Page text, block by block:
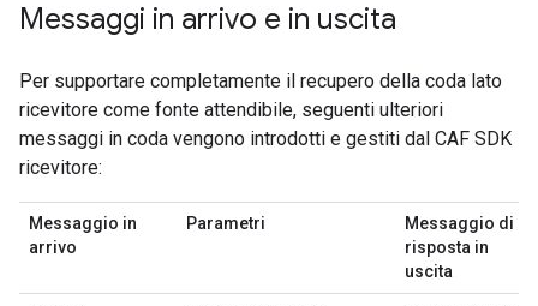
Messaggi in arrivo e in uscita
Per supportare completamente il recupero della coda lato
ricevitore come fonte attendibile, seguenti ulteriori
messaggi in coda vengono introdotti e gestiti dal CAF SDK
ricevitore:
Messaggio in
arrivo
Parametri
Messaggio di
risposta in
uscita